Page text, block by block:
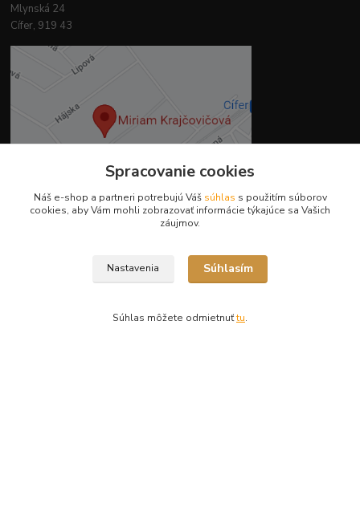
Mlynská 24
Cífer, 919 43
Spracovanie cookies
Náš e-shop a partneri potrebujú Váš súhlas s použitím súborov
cookies, aby Vám mohli zobrazovať informácie týkajúce sa Vašich
záujmov.
Nastavenia Súhlasím
Súhlas môžete odmietnuťtu.